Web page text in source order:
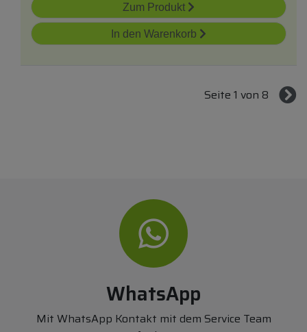
Zum Produkt
In den Warenkorb
Seite 1 von 8
WhatsApp
Mit WhatsApp Kontakt mit dem Service Team